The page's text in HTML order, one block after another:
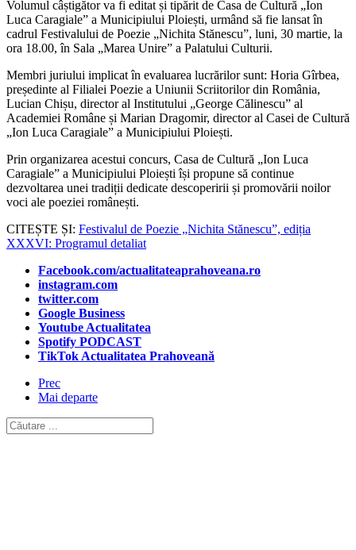
Volumul câștigător va fi editat și tipărit de Casa de Cultură „Ion
Luca Caragiale” a Municipiului Ploiești, urmând să fie lansat în
cadrul Festivalului de Poezie „Nichita Stănescu”, luni, 30 martie, la
ora 18.00, în Sala „Marea Unire” a Palatului Culturii.
Membri juriului implicat în evaluarea lucrărilor sunt: Horia Gîrbea,
președinte al Filialei Poezie a Uniunii Scriitorilor din România,
Lucian Chișu, director al Institutului „George Călinescu” al
Academiei Române și Marian Dragomir, director al Casei de Cultură
„Ion Luca Caragiale” a Municipiului Ploiești.
Prin organizarea acestui concurs, Casa de Cultură „Ion Luca
Caragiale” a Municipiului Ploiești își propune să continue
dezvoltarea unei tradiții dedicate descoperirii și promovării noilor
voci ale poeziei românești.
CITEȘTE ȘI: Festivalul de Poezie „Nichita Stănescu”, ediția
XXXVI: Programul detaliat
Facebook.com/actualitateaprahoveana.ro
instagram.com
twitter.com
Google Business
Youtube Actualitatea
Spotify PODCAST
TikTok Actualitatea Prahoveană
Prec
Mai departe